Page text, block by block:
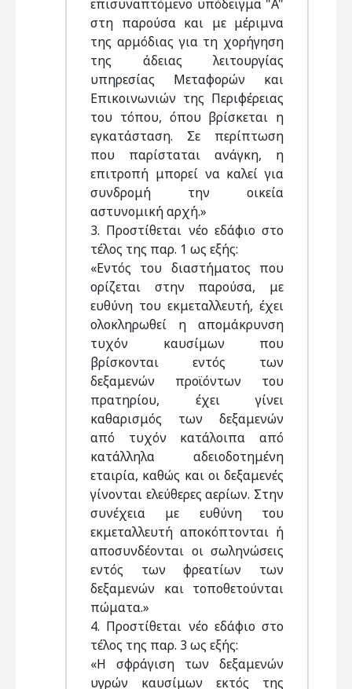
επισυναπτόμενο υπόδειγμα "A"
στη παρούσα και με μέριμνα
της αρμόδιας για τη χορήγηση
της άδειας λειτουργίας
υπηρεσίας Μεταφορών και
Επικοινωνιών της Περιφέρειας
του τόπου, όπου βρίσκεται η
εγκατάσταση. Σε περίπτωση
που παρίσταται ανάγκη, η
επιτροπή μπορεί να καλεί για
συνδρομή την οικεία
αστυνομική αρχή.»
3. Προστίθεται νέο εδάφιο στο
τέλος της παρ. 1 ως εξής:
«Εντός του διαστήματος που
ορίζεται στην παρούσα, με
ευθύνη του εκμεταλλευτή, έχει
ολοκληρωθεί η απομάκρυνση
τυχόν καυσίμων που
βρίσκονται εντός των
δεξαμενών προϊόντων του
πρατηρίου, έχει γίνει
καθαρισμός των δεξαμενών
από τυχόν κατάλοιπα από
κατάλληλα αδειοδοτημένη
εταιρία, καθώς και οι δεξαμενές
γίνονται ελεύθερες αερίων. Στην
συνέχεια με ευθύνη του
εκμεταλλευτή αποκόπτονται ή
αποσυνδέονται οι σωληνώσεις
εντός των φρεατίων των
δεξαμενών και τοποθετούνται
πώματα.»
4. Προστίθεται νέο εδάφιο στο
τέλος της παρ. 3 ως εξής:
«Η σφράγιση των δεξαμενών
υγρών καυσίμων εκτός της